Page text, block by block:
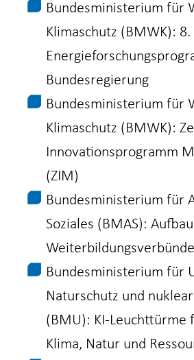
Bundesministerium für
Klimaschutz (BMWK): 8.
Bundesregierung
Bundesministerium für
Klimaschutz (BMWK):
Innovationsprogramm
(ZIM)
Bundesministerium für
Soziales (BMAS):
Bundesministerium für
Naturschutz und
(BMU): KI-Leuchttürme
Klima, Natur und